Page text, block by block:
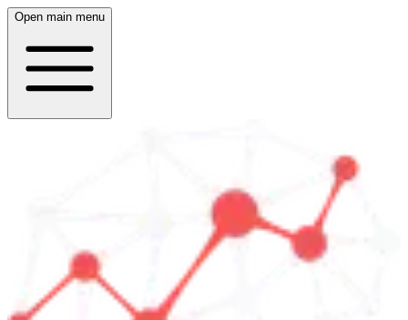
Open main menu